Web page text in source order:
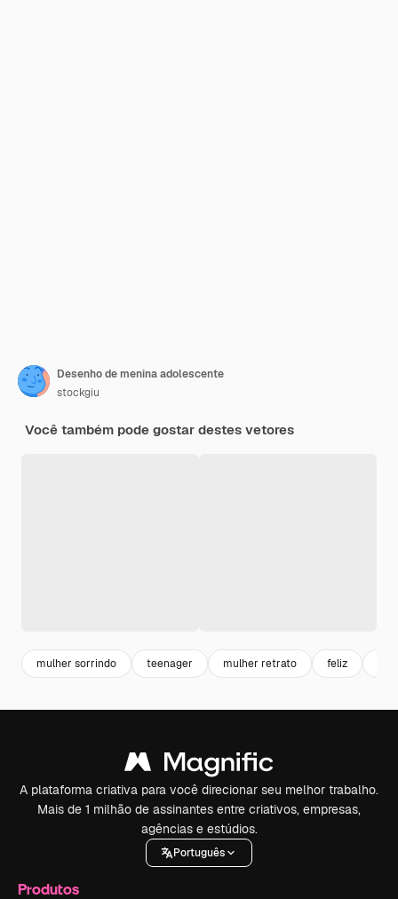
Desenho de menina adolescente
stockgiu
Você também pode gostar destes vetores
mulher sorrindo teenager mulher retrato feliz
A plataforma criativa para você direcionar seu melhor trabalho.
Mais de 1 milhão de assinantes entre criativos, empresas,
agências e estúdios.
Português
Produtos